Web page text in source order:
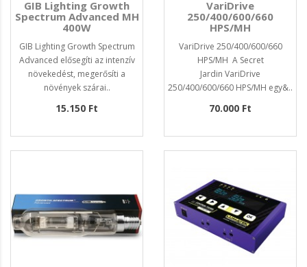
GIB Lighting Growth
Spectrum Advanced MH
400W
GIB Lighting Growth Spectrum
Advanced elősegíti az intenzív
növekedést, megerősíti a
növények szárai..
15.150 Ft
VariDrive
250/400/600/660
HPS/MH
VariDrive 250/400/600/660
HPS/MH A Secret
Jardin VariDrive
250/400/600/660 HPS/MH egy&..
70.000 Ft